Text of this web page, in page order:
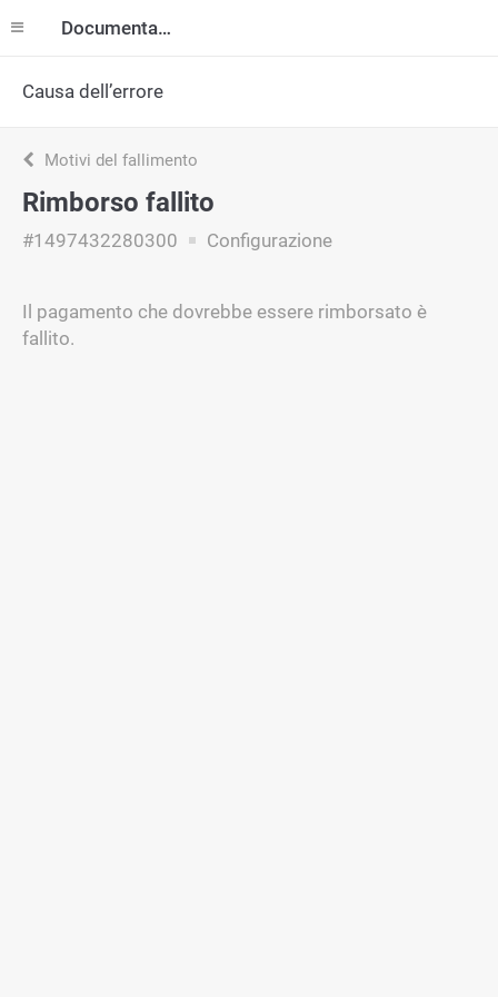
Documentazione
Causa dell’errore
Motivi del fallimento
Rimborso fallito
#1497432280300 Configurazione
Il pagamento che dovrebbe essere rimborsato è
fallito.